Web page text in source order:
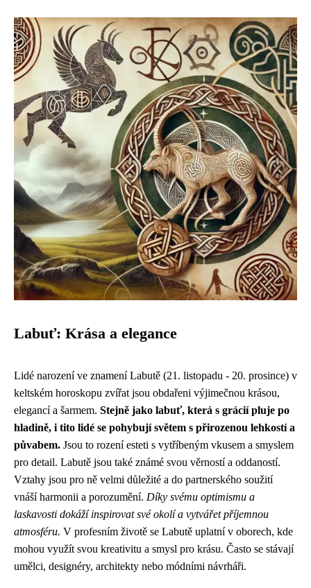
Labuť: Krása a elegance
Lidé narození ve znamení Labutě (21. listopadu - 20. prosince) v
keltském horoskopu zvířat jsou obdařeni výjimečnou krásou,
elegancí a šarmem. Stejně jako labuť, která s grácií pluje po
hladině, i tito lidé se pohybují světem s přirozenou lehkostí a
půvabem. Jsou to rození esteti s vytříbeným vkusem a smyslem
pro detail. Labutě jsou také známé svou věrností a oddaností.
Vztahy jsou pro ně velmi důležité a do partnerského soužití
vnáší harmonii a porozumění. Díky svému optimismu a
laskavosti dokáží inspirovat své okolí a vytvářet příjemnou
atmosféru. V profesním životě se Labutě uplatní v oborech, kde
mohou využít svou kreativitu a smysl pro krásu. Často se stávají
umělci, designéry, architekty nebo módními návrháři.